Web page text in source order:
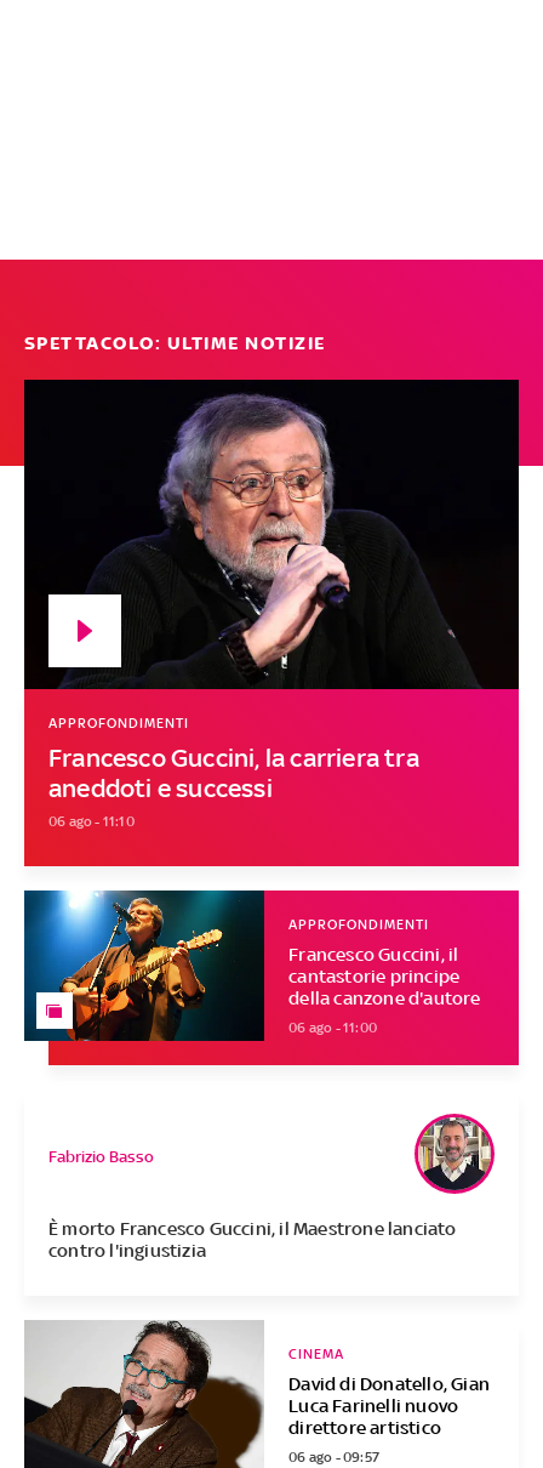
SPETTACOLO: ULTIME NOTIZIE
Francesco Guccini, la carriera tra
aneddoti e successi
APPROFONDIMENTI
06 ago - 11:10
Francesco Guccini, il
cantastorie principe
della canzone d'autore
APPROFONDIMENTI
06 ago - 11:00
È morto Francesco Guccini, il Maestrone lanciato
contro l'ingiustizia
Fabrizio Basso
David di Donatello, Gian
Luca Farinelli nuovo
direttore artistico
CINEMA
06 ago - 09:57